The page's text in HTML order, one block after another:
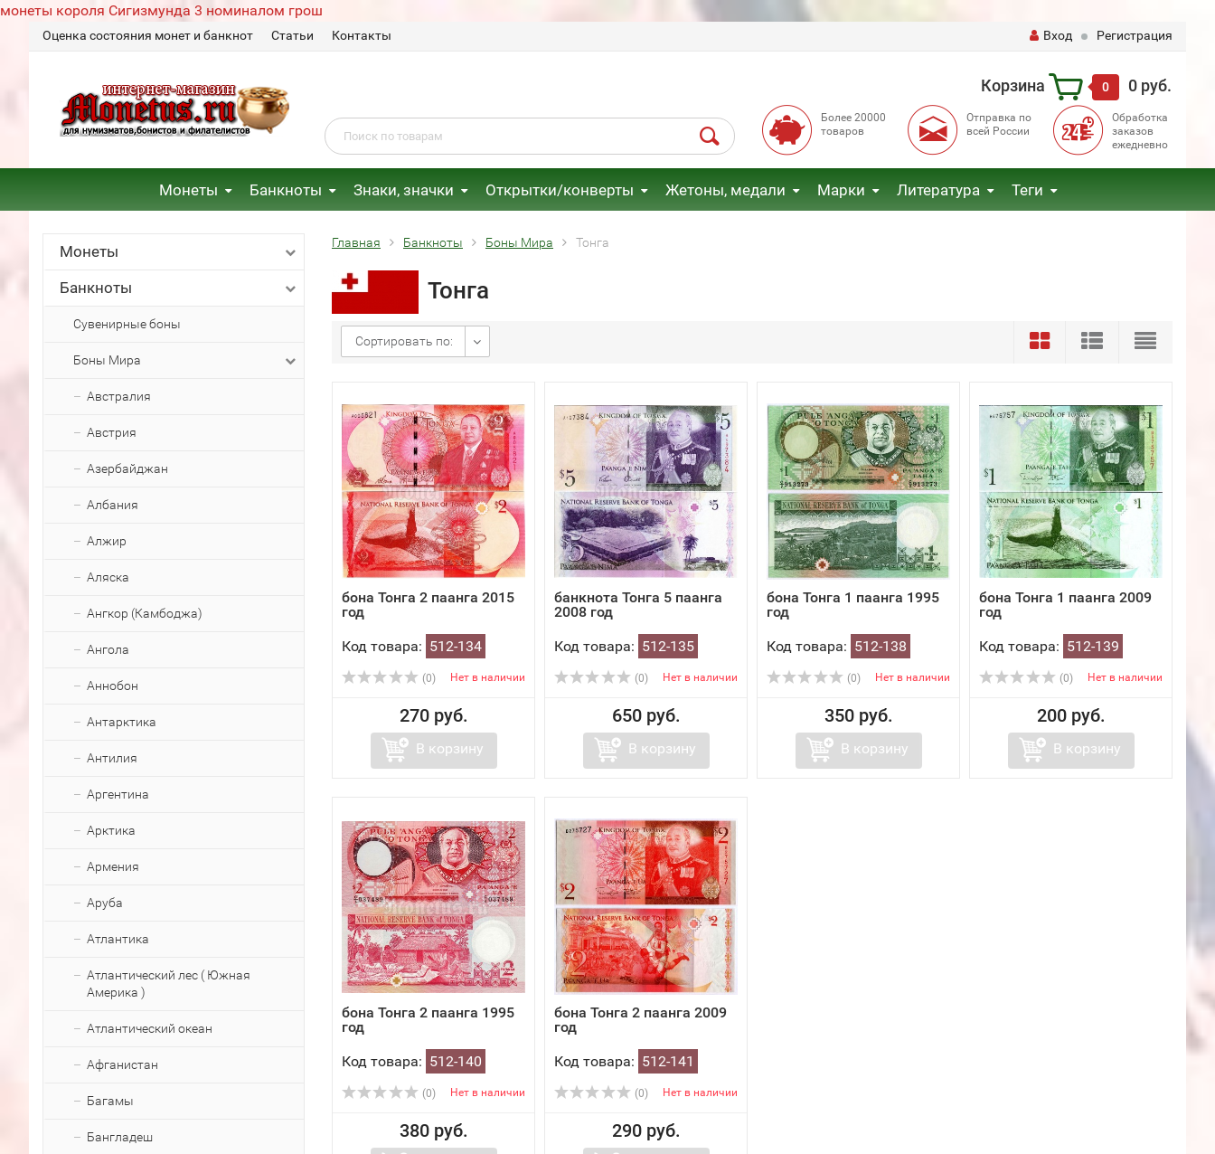
монеты короля Сигизмунда 3 номиналом грош
Оценка состояния монет и банкнот Статьи Контакты Вход Регистрация
Корзина 0 0 руб.
Более 20000
товаров
Отправка по
всей России
Обработка
заказов
ежедневно
Монеты Банкноты Знаки, значки Открытки/конверты Жетоны, медали Марки Литература Теги
Монеты
Банкноты
Сувенирные боны
Боны Мира
Австралия
Австрия
Азербайджан
Албания
Алжир
Аляска
Ангкор (Камбоджа)
Ангола
Аннобон
Антарктика
Антилия
Аргентина
Арктика
Армения
Аруба
Атлантика
Атлантический лес ( Южная
Америка )
Атлантический океан
Афганистан
Багамы
Бангладеш
Главная Банкноты Боны Мира Тонга
Тонга
Сортировать по:
бона Тонга 2 паанга 2015
год
Код товара: 512-134
(0) Нет в наличии
270 руб.
В корзину
банкнота Тонга 5 паанга
2008 год
Код товара: 512-135
(0) Нет в наличии
650 руб.
В корзину
бона Тонга 1 паанга 1995
год
Код товара: 512-138
(0) Нет в наличии
350 руб.
В корзину
бона Тонга 1 паанга 2009
год
Код товара: 512-139
(0) Нет в наличии
200 руб.
В корзину
бона Тонга 2 паанга 1995
год
Код товара: 512-140
(0) Нет в наличии
380 руб.
бона Тонга 2 паанга 2009
год
Код товара: 512-141
(0) Нет в наличии
290 руб.